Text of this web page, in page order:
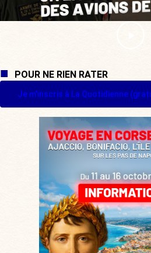
POUR NE RIEN RATER
Je m'inscris à La Quotidienne